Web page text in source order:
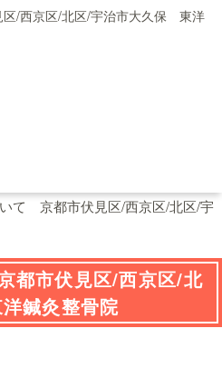
/西京区/北区/宇治市大久保 東洋
て 京都市伏見区/西京区/北区/宇
都市伏見区/西京区/北
鍼灸整骨院